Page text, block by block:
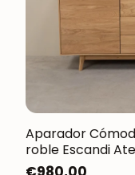
Aparador
roble Escandi